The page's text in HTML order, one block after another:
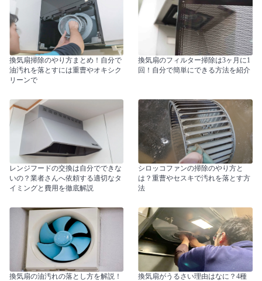
換気扇掃除のやり方まとめ！自分で
油汚れを落とすには重曹やオキシク
リーンで
換気扇のフィルター掃除は3ヶ月に1
回！自分で簡単にできる方法を紹介
レンジフードの交換は自分でできな
いの？業者さんへ依頼する適切なタ
イミングと費用を徹底解説
シロッコファンの掃除のやり方と
は？重曹やセスキで汚れを落とす方
法
換気扇の油汚れの落とし方を解説！
換気扇がうるさい理由はなに？4種